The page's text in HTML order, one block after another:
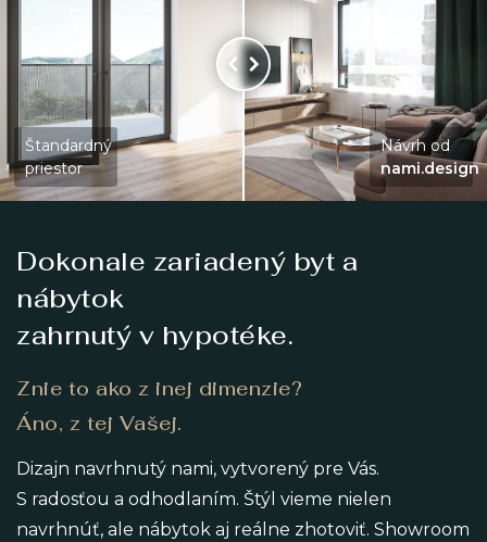
Zavolajte nám
0911 719 199
Štandardný
priestor
Návrh od
nami.design
Dokonale zariadený byt a
nábytok
zahrnutý v hypotéke.
Znie to ako z inej dimenzie?
Áno, z tej Vašej.
Dizajn navrhnutý nami, vytvorený pre Vás.
S radosťou a odhodlaním. Štýl vieme nielen
navrhnúť, ale nábytok aj reálne zhotoviť. Showroom